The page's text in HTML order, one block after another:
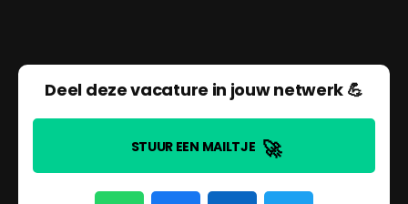
Deel deze vacature in jouw netwerk 💪
STUUR EEN MAILTJE 🚀